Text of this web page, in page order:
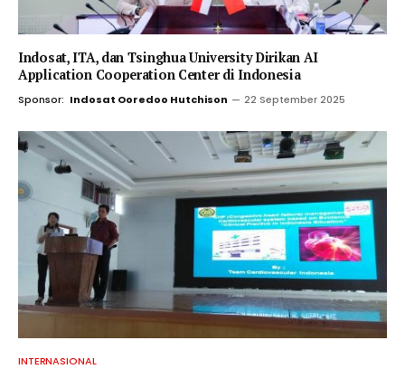
Indosat, ITA, dan Tsinghua University Dirikan AI
Application Cooperation Center di Indonesia
Sponsor: Indosat Ooredoo Hutchison 22 September 2025
INTERNASIONAL